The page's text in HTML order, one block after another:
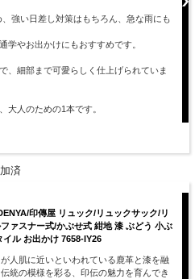
強い日差し対策はもちろん、急な雨にも
学やお出かけにもおすすめです。
、細部まで可愛らしく仕上げられていま
大人のための1本です。
済
印傳屋 リュック/リュックサック/リ
ァスナー式/かぶせ式 紺地 漆 ぶどう 小ぶ
イル お出かけ 7658-IY26
人肌に近いといわれている鹿革と漆を融
統の模様を彩る、印伝の魅力を育んでき